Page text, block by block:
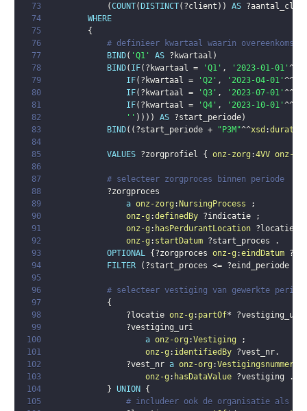
73
(COUNT( DISTINCT( ?client ) ) AS
74
WHERE
75
{
76
# definieer kwartaal waarin overeenkomst
77
BIND( 'Q1' AS ?kwartaal )
78
BIND( IF( ?kwartaal = 'Q1' , '2023-01-01'^^
79
IF( ?kwartaal = 'Q2' , '2023-04-01'^^
80
IF( ?kwartaal = 'Q3' , '2023-07-01'^^
81
IF( ?kwartaal = 'Q4' , '2023-10-01'^^
82
'' ) ) ) ) AS ?start_periode)
83
BIND( ( ?start_periode + "P3M"^^xsd :
84
85
VALUES ?zorgprofiel { onz-zorg :4VV onz-
86
87
# selecteer zorgproces binnen periode
88
?zorgproces
89
a onz-zorg : NursingProcess
;
90
onz-g :definedBy ?indicatie
;
91
onz-g : hasPerdurantLocation ?locatie
92
onz-g : startDatum ?start_proces
.
93
OPTIONAL { ?zorgproces onz-g :eindDatum
94
FILTER ( ?start_proces <= ?eind_periode
95
96
# selecteer vestiging van gewerkte
97
{
98
?locatie onz-g : partOf* ?vestiging_uri
99
?vestiging_uri
100
a onz-org :Vestiging
;
101
onz-g : identifiedBy ?vest_nr.
102
?vest_nr a onz-org :Vestigingsnummer
103
onz-g : hasDataValue ?vestiging
.
104
} UNION
{
105
# includeer ook de organisatie als